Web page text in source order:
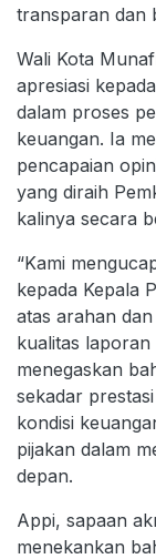
transparan dan
Wali Kota
apresiasi
dalam proses
keuangan. Ia
pencapaian
yang diraih
kalinya secara
“Kami
kepada Kepala
atas arahan
kualitas
menegaskan
sekadar
kondisi
pijakan dalam
depan.
Appi, sapaan
menekankan